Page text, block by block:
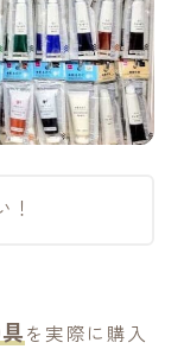
自作する[004]
を実際に購入